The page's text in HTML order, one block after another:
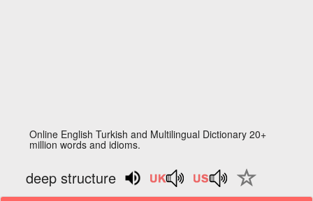
Online English Turkish and Multilingual Dictionary 20+
million words and idioms.
deep structure